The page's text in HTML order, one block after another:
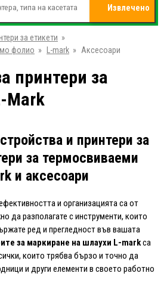
Извлечено
за етикети »
фолио » L-mark » Аксесоари
принтери за
Mark
и принтери за
за термосвиваеми
и аксесоари
и организацията са от
да разполагате с инструменти, които
ред и прегледност във вашата
за маркиране на шлаухи L-markса
които трябва бързо и точно да
и други елементи в своето работно